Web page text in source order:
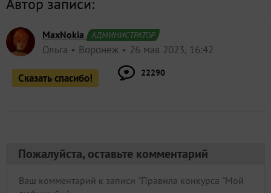
Автор записи:
MaxNokia АДМИНИСТРАТОР
Ольга Воронеж 26 мая 2023, 16:42
Сказать спасибо! 22290
Пожалуйста, оставьте комментарий